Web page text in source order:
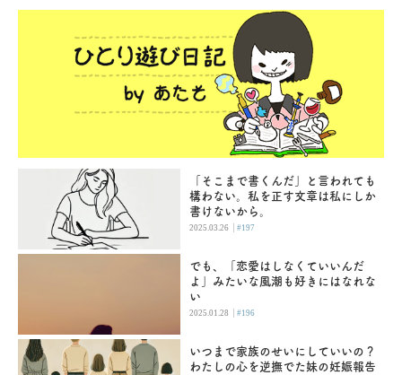
「そこまで書くんだ」と言われても
構わない。私を正す文章は私にしか
書けないから。
2025.03.26 |#197
でも、「恋愛はしなくていいんだ
よ」みたいな風潮も好きにはなれな
い
2025.01.28 |#196
いつまで家族のせいにしていいの？
わたしの心を逆撫でた妹の妊娠報告